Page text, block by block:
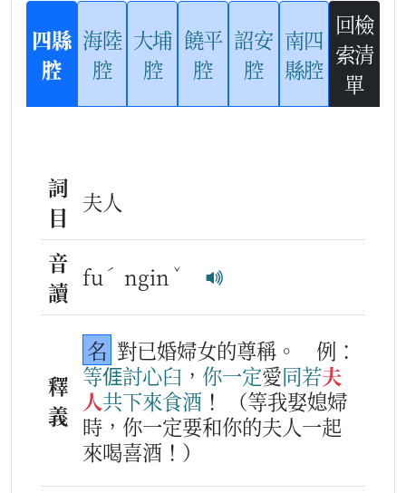
四縣
腔
海陸
腔
大埔
腔
饒平
腔
詔安
腔
南四
縣腔
回檢
索清
單
詞
目
夫人
音
讀
fu ˊ ngin ˇ
釋
義
名 對已婚婦女的尊稱。
例：
等𠊎討心臼 ， 你一定愛同若夫
人共下來食酒 ！
（等我娶媳婦
時，你一定要和你的夫人一起
來喝喜酒！）